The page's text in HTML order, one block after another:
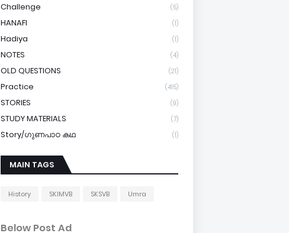
Challenge (5)
HANAFI (1)
Hadiya (1)
NOTES (4)
OLD QUESTIONS (21)
Practice (415)
STORIES (9)
STUDY MATERIALS (7)
Story/ഗുണപാഠ കഥ (1)
MAIN TAGS
History SKIMVB SKSVB Umra
Below Post Ad